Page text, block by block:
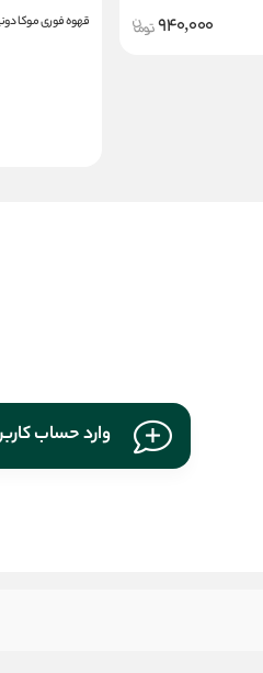
940,000 قهوه فوری موکا
وارد حساب